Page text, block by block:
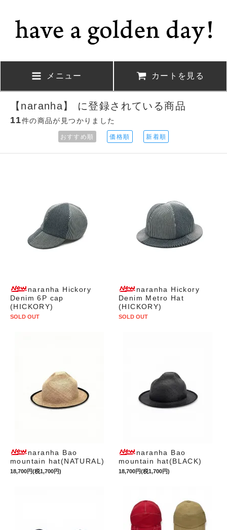
メニュー カートを見る
【naranha】 に登録されている商品
11件の商品が見つかりました
おすすめ順 価格順 新着順
naranha Hickory
Denim 6P cap
(HICKORY)
SOLD OUT
naranha Hickory
Denim Metro Hat
(HICKORY)
SOLD OUT
naranha Bao
mountain hat(NATURAL)
18,700円(税1,700円)
naranha Bao
mountain hat(BLACK)
18,700円(税1,700円)